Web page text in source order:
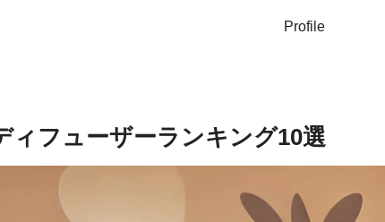
Profile
ィフューザーランキング10選